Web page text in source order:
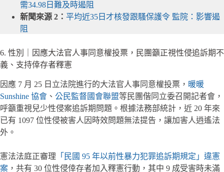
需34.98日難及時遏阻
新聞來源 2： 平均近35日才核發跟騷保護令 監院：影響遏
阻
6. 性別｜因應大法官人事同意權投票，民團籲正視性侵追訴期不
義、支持倖存者釋憲
因應 7 月 25 日立法院進行的大法官人事同意權投票， 暖暖
Sunshine 協會 、 公民監督國會聯盟等民團偕同立委召開記者會，
呼籲重視兒少性侵案追訴期問題。根據法務部統計，近 20 年來
已有 1097 位性侵被害人因時效問題無法提告，讓加害人逍遙法
外。
憲法法庭正審理 「民國 95 年以前性暴力犯罪追訴期規定」違憲
案 ，共有 30 位性侵倖存者加入釋憲行動，其中 9 成受害時未滿